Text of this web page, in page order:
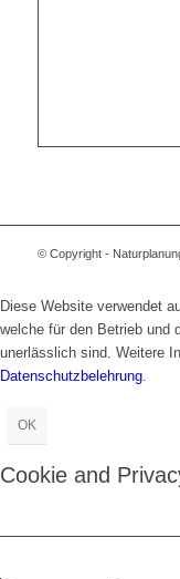
© Copyright -
Diese Website verwendet
welche für den Betrieb und
unerlässlich sind. Weitere
Datenschutzbelehrung.
OK
Cookie and